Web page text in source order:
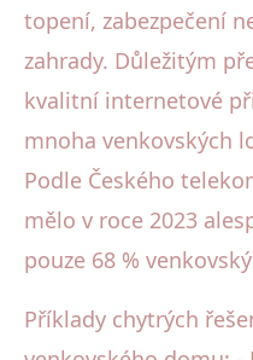
topení, zabezpečení
zahrady. Důležitým
kvalitní internetové
mnoha venkovských
Podle Českého
mělo v roce 2023
pouze 68 %
Příklady chytrých